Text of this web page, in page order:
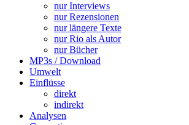
nur Interviews
nur Rezensionen
nur längere Texte
nur Rio als Autor
nur Bücher
MP3s / Download
Umwelt
Einflüsse
direkt
indirekt
Analysen